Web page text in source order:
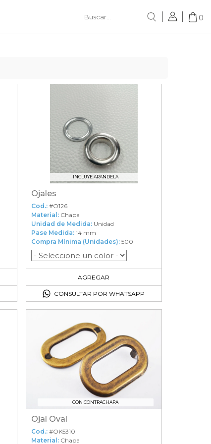
0
INCLUYE ARANDELA
Ojales
Cod.: #O126
Material: Chapa
Unidad de Medida: Unidad
Pase Medida: 14 mm
Compra Mínima (Unidades): 500
AGREGAR
500en el carrito
CONSULTAR POR WHATSAPP
CON CONTRACHAPA
Ojal Oval
Cod.: #OK5310
Material: Chapa